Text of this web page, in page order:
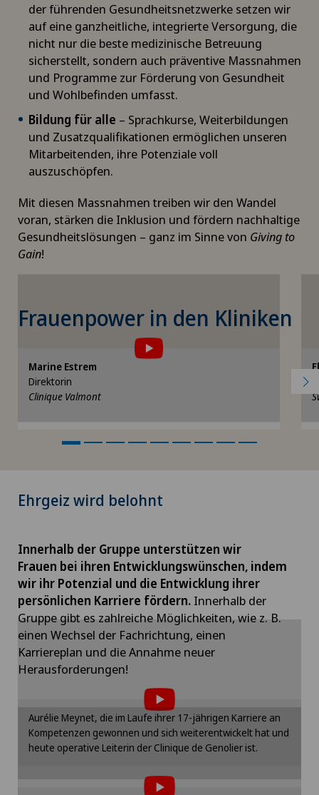
der führenden Gesundheitsnetzwerke setzen wir
auf eine ganzheitliche, integrierte Versorgung, die
nicht nur die beste medizinische Betreuung
sicherstellt, sondern auch präventive Massnahmen
und Programme zur Förderung von Gesundheit
und Wohlbefinden umfasst.
Bildung für alle – Sprachkurse, Weiterbildungen
und Zusatzqualifikationen ermöglichen unseren
Mitarbeitenden, ihre Potenziale voll
auszuschöpfen.
Mit diesen Massnahmen treiben wir den Wandel
voran, stärken die Inklusion und fördern nachhaltige
Gesundheitslösungen – ganz im Sinne von Giving to
Gain!
Frauenpower in den Kliniken
Um Ihnen diesen Inhalt anzeigen zu
können, müssen Sie der Verwendung von
Cookies zustimmen.
Bitte aktivieren Sie die entsprechende Option
Marine Estrem
Direktorin
Clinique Valmont
Ehrgeiz wird belohnt
Innerhalb der Gruppe unterstützen wir
Frauen bei ihren Entwicklungswünschen, indem
wir ihr Potenzial und die Entwicklung ihrer
persönlichen Karriere fördern. Innerhalb der
Gruppe gibt es zahlreiche Möglichkeiten, wie z. B.
einen Wechsel der Fachrichtung, einen
Karriereplan und die Annahme neuer
Herausforderungen!
Um Ihnen diesen Inhalt anzeigen zu können,
müssen Sie der Verwendung von Cookies
zustimmen.
Bitte aktivieren Sie die entsprechende Option in
den Cookie-Einstellungen.
Cookie-Einstellungen
Aurélie Meynet, die im Laufe ihrer 17-jährigen Karriere an
Kompetenzen gewonnen und sich weiterentwickelt hat und
heute operative Leiterin der Clinique de Genolier ist.
Um Ihnen diesen Inhalt anzeigen zu können,
zustimmen.